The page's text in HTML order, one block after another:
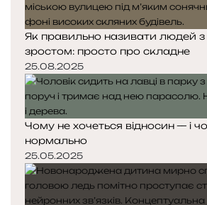
Як правильно називати людей з
зростом: просто про складне
25.08.2025
Чому не хочеться відносин — і
нормально
25.05.2025